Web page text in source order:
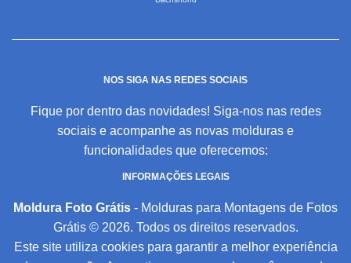
NOS SIGA NAS REDES SOCIAIS
Fique por dentro das novidades! Siga-nos nas redes
sociais e acompanhe as novas molduras e
funcionalidades que oferecemos:
INFORMAÇÕES LEGAIS
Moldura Foto Grátis - Molduras para Montagens de Fotos
Grátis © 2026. Todos os direitos reservados.
Este site utiliza cookies para garantir a melhor experiência